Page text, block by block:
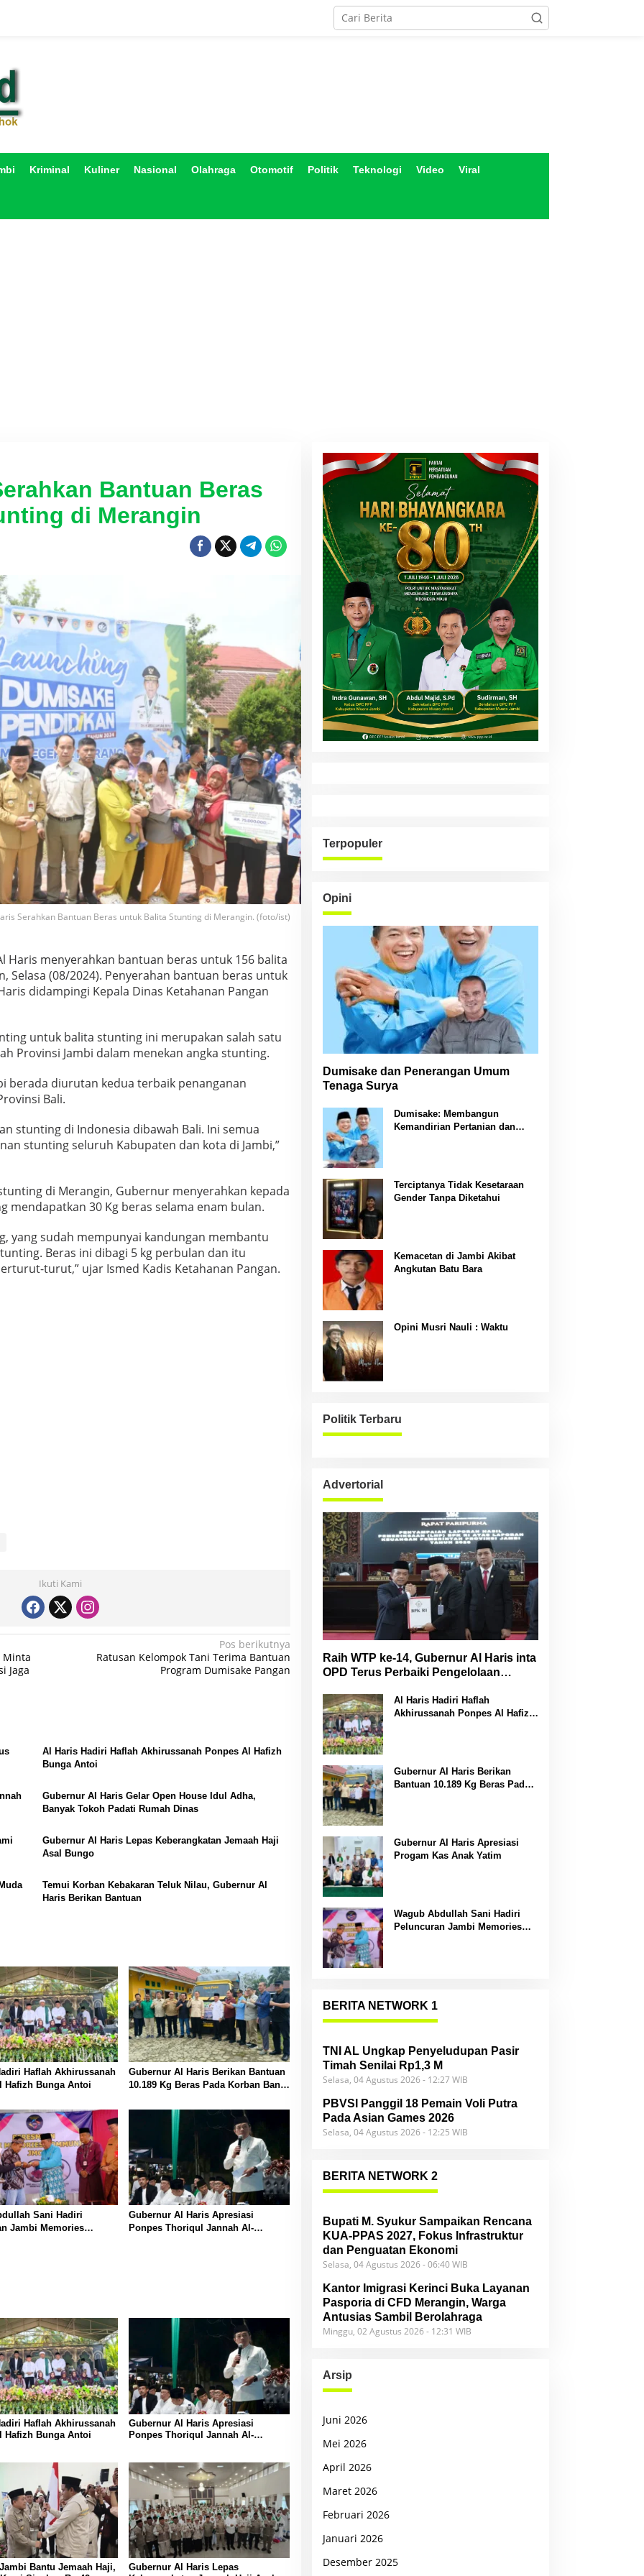
Kriminal Kuliner Nasional Olahraga Otomotif Politik Teknologi Video Viral
Bantuan Beras
di Merangin
Serahkan Bantuan Beras untuk Balita Stunting di Merangin. (foto/ist)
Haris menyerahkan bantuan beras untuk 156 balita
Selasa (08/2024). Penyerahan bantuan beras untuk
didampingi Kepala Dinas Ketahanan Pangan
untuk balita stunting ini merupakan salah satu
Provinsi Jambi dalam menekan angka stunting.
berada diurutan kedua terbaik penanganan
Bali.
stunting di Indonesia dibawah Bali. Ini semua
stunting seluruh Kabupaten dan kota di Jambi,”
di Merangin, Gubernur menyerahkan kepada
mendapatkan 30 Kg beras selama enam bulan.
yang sudah mempunyai kandungan membantu
Beras ini dibagi 5 kg perbulan dan itu
turut,” ujar Ismed Kadis Ketahanan Pangan.
Ikuti Kami
Minta
Jaga
Pos berikutnya
Ratusan Kelompok Tani Terima Bantuan
Program Dumisake Pangan
Al Haris Hadiri Haflah Akhirussanah Ponpes Al Hafizh
Bunga Antoi
Gubernur Al Haris Gelar Open House Idul Adha,
Banyak Tokoh Padati Rumah Dinas
Gubernur Al Haris Lepas Keberangkatan Jemaah Haji
Asal Bungo
Temui Korban Kebakaran Teluk Nilau, Gubernur Al
Haris Berikan Bantuan
Haflah Akhirussanah
Hafizh Bunga Antoi
Gubernur Al Haris Berikan Bantuan
10.189 Kg Beras Pada Korban Banjir
Sani Hadiri
Jambi Memories
Gubernur Al Haris Apresiasi
Ponpes Thoriqul Jannah Al-
Haflah Akhirussanah
Hafizh Bunga Antoi
Gubernur Al Haris Apresiasi
Ponpes Thoriqul Jannah Al-
Bantu Jemaah Haji,
Gubernur Al Haris Lepas
Terpopuler
Opini
Dumisake dan Penerangan Umum
Tenaga Surya
Dumisake: Membangun
Kemandirian Pertanian dan
Terciptanya Tidak Kesetaraan
Gender Tanpa Diketahui
Kemacetan di Jambi Akibat
Angkutan Batu Bara
Opini Musri Nauli : Waktu
Politik Terbaru
Advertorial
Raih WTP ke-14, Gubernur Al Haris inta
OPD Terus Perbaiki Pengelolaan
Al Haris Hadiri Haflah
Akhirussanah Ponpes Al Hafizh
Gubernur Al Haris Berikan
Bantuan 10.189 Kg Beras Pada
Gubernur Al Haris Apresiasi
Progam Kas Anak Yatim
Wagub Abdullah Sani Hadiri
Peluncuran Jambi Memories
BERITA NETWORK 1
TNI AL Ungkap Penyeludupan Pasir
Timah Senilai Rp1,3 M
Selasa, 04 Agustus 2026 - 12:27 WIB
PBVSI Panggil 18 Pemain Voli Putra
Pada Asian Games 2026
Selasa, 04 Agustus 2026 - 12:25 WIB
BERITA NETWORK 2
Bupati M. Syukur Sampaikan Rencana
KUA-PPAS 2027, Fokus Infrastruktur
dan Penguatan Ekonomi
Selasa, 04 Agustus 2026 - 06:40 WIB
Kantor Imigrasi Kerinci Buka Layanan
Pasporia di CFD Merangin, Warga
Antusias Sambil Berolahraga
Minggu, 02 Agustus 2026 - 12:31 WIB
Arsip
Juni 2026
Mei 2026
April 2026
Maret 2026
Februari 2026
Januari 2026
Desember 2025